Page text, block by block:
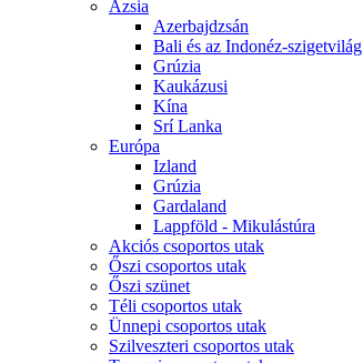
Ázsia
Azerbajdzsán
Bali és az Indonéz-szigetvilág
Grúzia
Kaukázusi
Kína
Srí Lanka
Európa
Izland
Grúzia
Gardaland
Lappföld - Mikulástúra
Akciós csoportos utak
Őszi csoportos utak
Őszi szünet
Téli csoportos utak
Ünnepi csoportos utak
Szilveszteri csoportos utak